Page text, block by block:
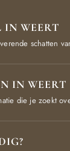
IN WEERT
schatten
IN WEERT
die je zoekt